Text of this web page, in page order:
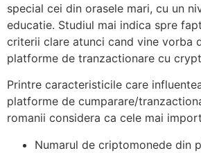
special cei din orasele mari, cu un
educatie. Studiul mai indica spre
criterii clare atunci cand vine vorba
platforme de tranzactionare cu
Printre caracteristicile care
platforme de cumparare/
romanii considera ca cele mai
Numarul de criptomonede din